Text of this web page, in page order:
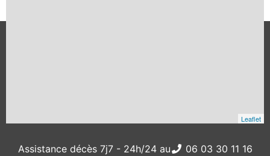
Leaflet
Assistance décès 7j7 - 24h/24 au 06 03 30 11 16